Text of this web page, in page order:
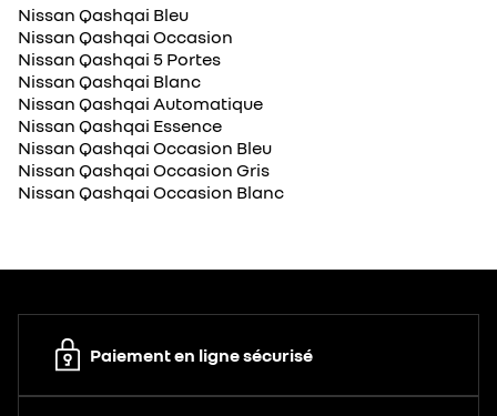
Nissan Qashqai Bleu
Nissan Qashqai Occasion
Nissan Qashqai 5 Portes
Nissan Qashqai Blanc
Nissan Qashqai Automatique
Nissan Qashqai Essence
Nissan Qashqai Occasion Bleu
Nissan Qashqai Occasion Gris
Nissan Qashqai Occasion Blanc
Paiement en ligne sécurisé